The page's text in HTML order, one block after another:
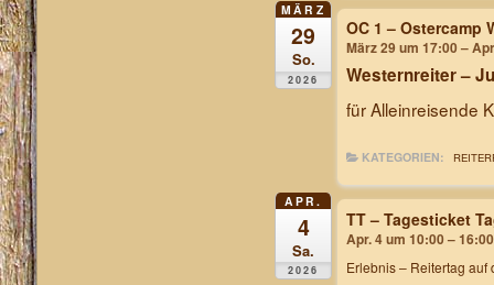
MÄRZ
29
So.
2026
OC 1 – Ostercamp
März 29 um 17:00 –
Westernreiter –
für Alleinreisende
KATEGORIEN:
APR.
4
Sa.
2026
TT – Tagesticket
Apr. 4 um 10:00 – 16:00
Erlebnis – Reitertag auf